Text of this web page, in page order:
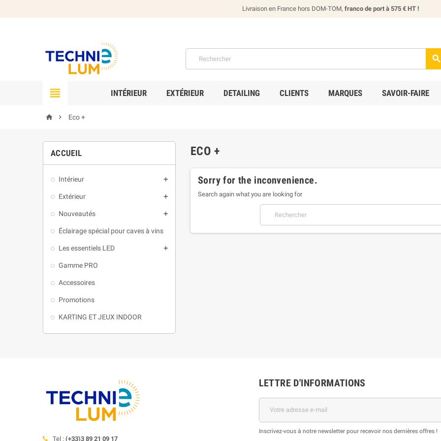
Livraison en France hors DOM-TOM, franco de port à 575 € HT !

 INTÉRIEUR EXTÉRIEUR DETAILING CLIENTS MARQUES SAVOIR-FAIRE
  Eco +
ACCUEIL
Intérieur 
Extérieur 
Nouveautés 
Éclairage spécial pour caves à vins
Les essentiels LED 
Gamme PRO
Accessoires
Promotions
KARTING ET JEUX INDOOR
ECO +
Sorry for the inconvenience.
Search again what you are looking for
Tel : (+33)3 89 21 09 17
LETTRE D'INFORMATIONS
Inscrivez-vous à notre newsletter pour recevoir nos dernières offres !